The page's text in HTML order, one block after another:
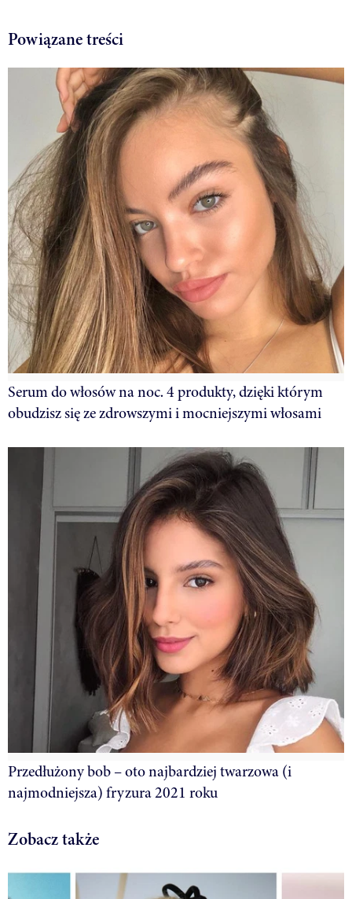
Powiązane treści
Serum do włosów na noc. 4 produkty, dzięki którym
obudzisz się ze zdrowszymi i mocniejszymi włosami
Przedłużony bob – oto najbardziej twarzowa (i
najmodniejsza) fryzura 2021 roku
Zobacz także